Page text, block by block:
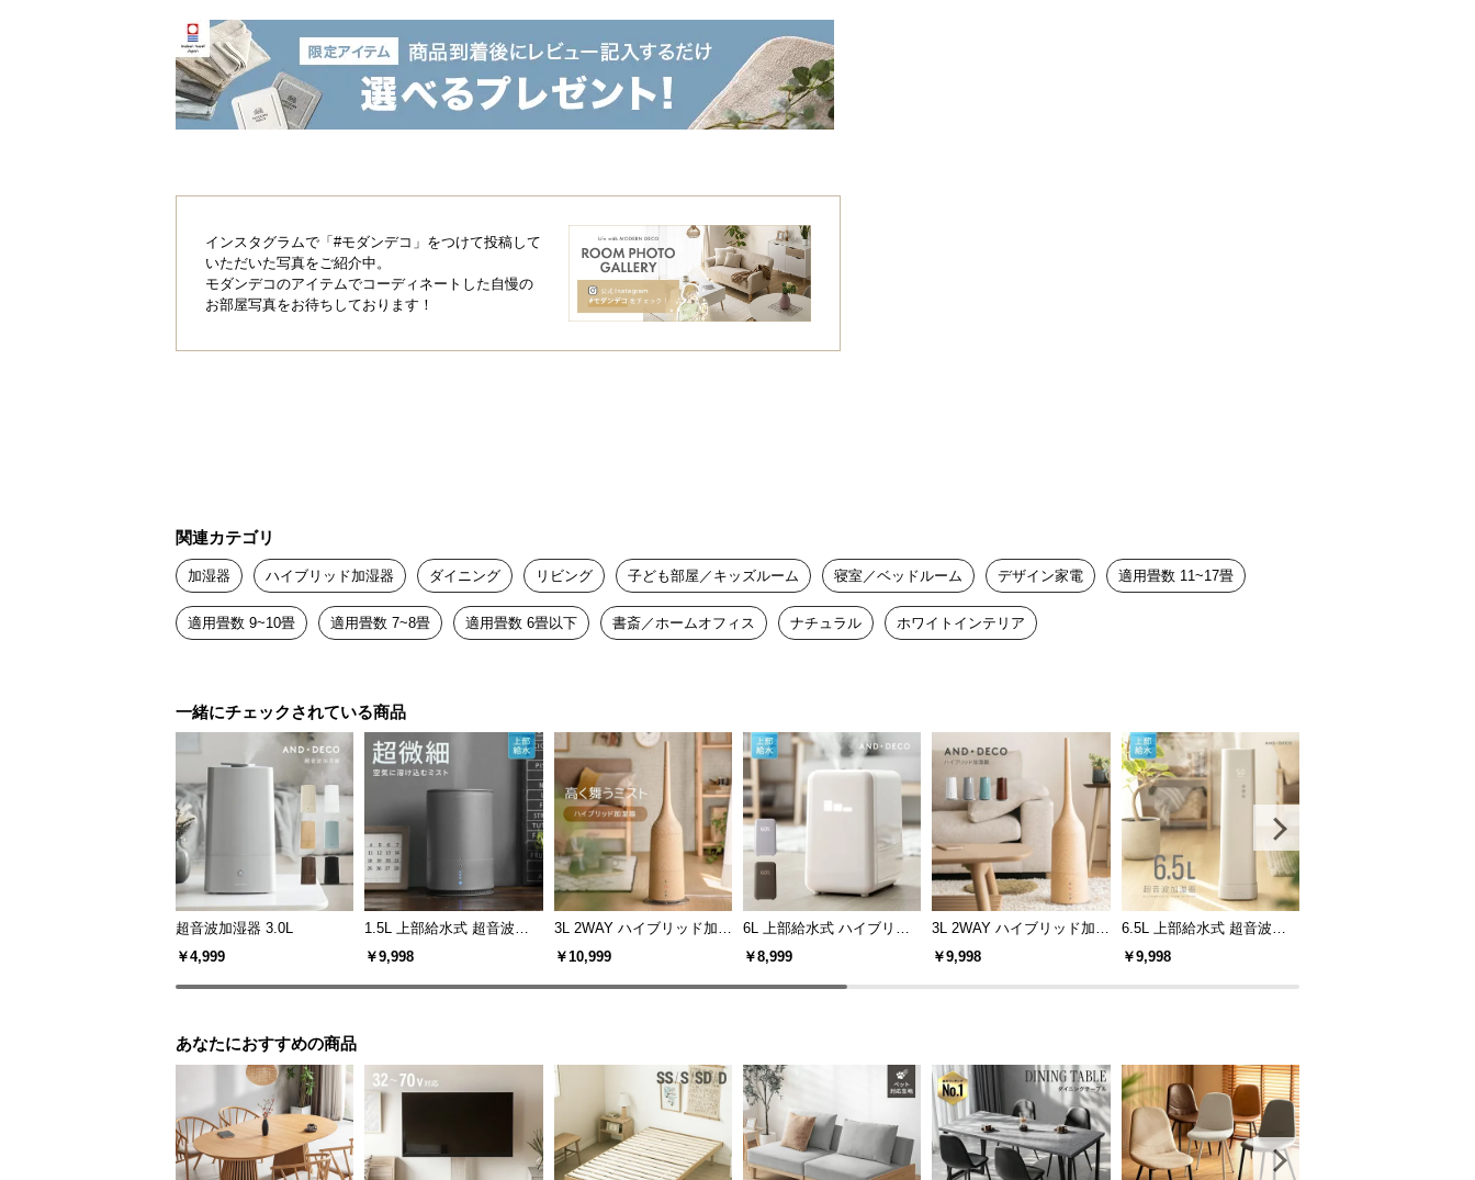
インスタグラムで「#モダンデコ」をつけて投稿して
いただいた写真をご紹介中。
モダンデコのアイテムでコーディネートした自慢の
お部屋写真をお待ちしております！
関連カテゴリ
加湿器 ハイブリッド加湿器 ダイニング リビング 子ども部屋／キッズルーム 寝室／ベッドルーム デザイン家電 適用畳数 11~17畳
適用畳数 9~10畳 適用畳数 7~8畳 適用畳数 6畳以下 書斎／ホームオフィス ナチュラル ホワイトインテリア
一緒にチェックされている商品
超音波加湿器 3.0L
￥4,999
1.5L 上部給水式 超音波加
湿器
￥9,998
3L 2WAY ハイブリッド加湿
器 高さ調整可能 木目調
￥10,999
6L 上部給水式 ハイブリッ
ド加湿器
￥8,999
3L 2WAY ハイブリッド加湿
器 高さ調整可能
￥9,998
6.5L 上部給水式 超音波加
湿器 ステンレス振動子モデ
￥9,998
あなたにおすすめの商品